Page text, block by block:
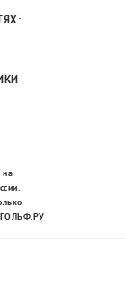
на
ГОЛЬФ.РУ